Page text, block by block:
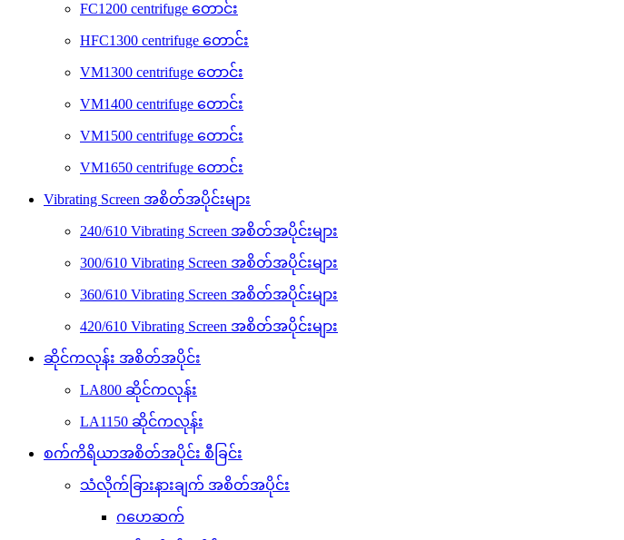
FC1200 centrifuge တောင်း
HFC1300 centrifuge တောင်း
VM1300 centrifuge တောင်း
VM1400 centrifuge တောင်း
VM1500 centrifuge တောင်း
VM1650 centrifuge တောင်း
Vibrating Screen အစိတ်အပိုင်းများ
240/610 Vibrating Screen အစိတ်အပိုင်းများ
300/610 Vibrating Screen အစိတ်အပိုင်းများ
360/610 Vibrating Screen အစိတ်အပိုင်းများ
420/610 Vibrating Screen အစိတ်အပိုင်းများ
ဆိုင်ကလုန်း အစိတ်အပိုင်း
LA800 ဆိုင်ကလုန်း
LA1150 ဆိုင်ကလုန်း
စက်ကိရိယာအစိတ်အပိုင်း စီခြင်း
သံလိုက်ခြားနားချက် အစိတ်အပိုင်း
ဂဟေဆက်